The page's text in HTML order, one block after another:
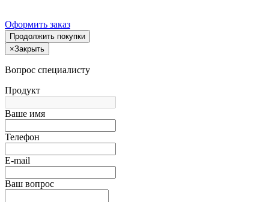
Оформить заказ
Продолжить покупки
×Закрыть
Вопрос специалисту
Продукт
Ваше имя
Телефон
E-mail
Ваш вопрос